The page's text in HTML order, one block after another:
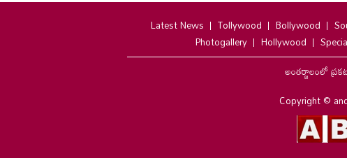
Latest News Tollywood Bollywood
Photogallery
Hollywood
అంతర్జాలంలో
Copyright ©